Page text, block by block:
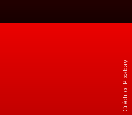
Crédito: Pixabay